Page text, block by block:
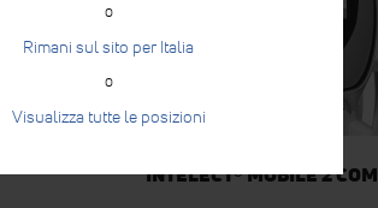
o
Rimani sul sito per Italia
o
Visualizza tutte le posizioni
INTELECT® MOBILE 2